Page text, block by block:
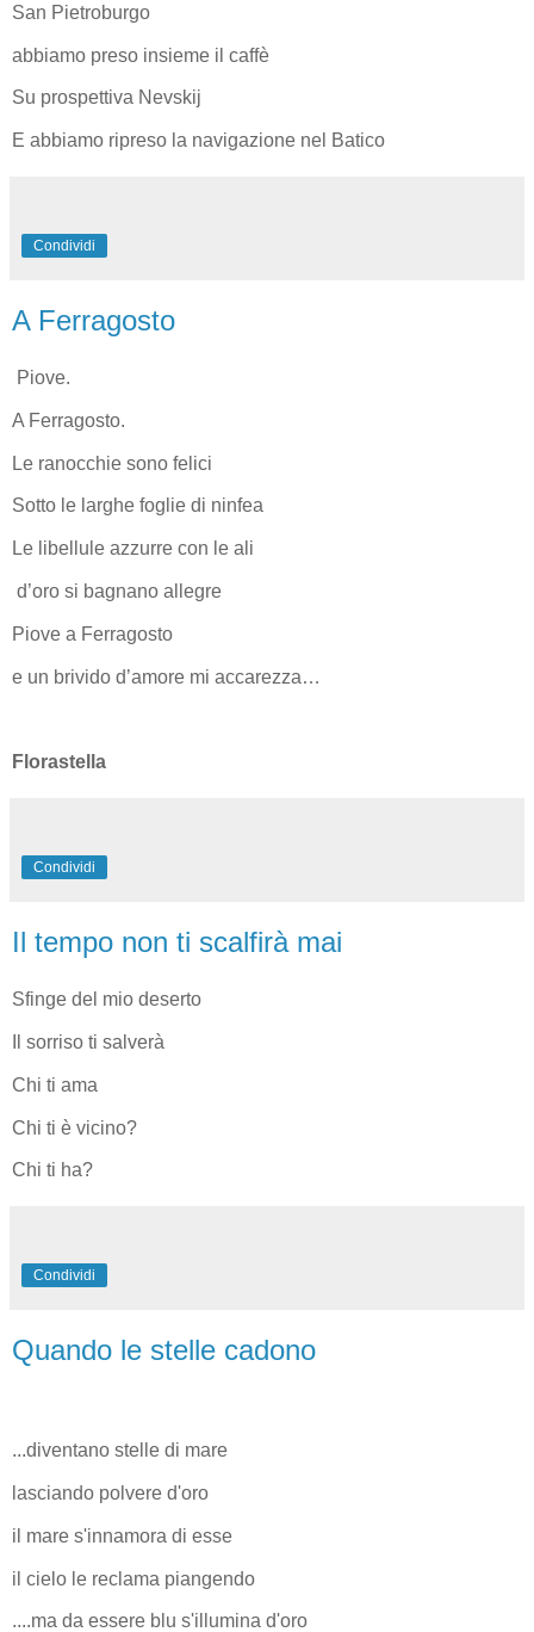
San Pietroburgo
abbiamo preso insieme il caffè
Su prospettiva Nevskij
E abbiamo ripreso la navigazione nel Batico
Condividi
A Ferragosto
Piove.
A Ferragosto.
Le ranocchie sono felici
Sotto le larghe foglie di ninfea
Le libellule azzurre con le ali
d’oro si bagnano allegre
Piove a Ferragosto
e un brivido d’amore mi accarezza…
Florastella
Condividi
Il tempo non ti scalfirà mai
Sfinge del mio deserto
Il sorriso ti salverà
Chi ti ama
Chi ti è vicino?
Chi ti ha?
Condividi
Quando le stelle cadono
...diventano stelle di mare
lasciando polvere d'oro
il mare s'innamora di esse
il cielo le reclama piangendo
....ma da essere blu s'illumina d'oro